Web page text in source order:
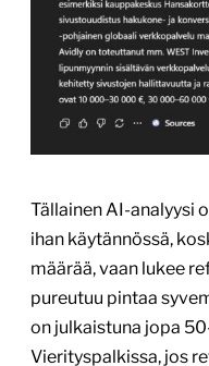
Tällainen AI-analyysi
ihan käytännössä,
määrää, vaan lukee
pureutuu pintaa
on julkaistuna jopa
Vierityspalkissa, jos